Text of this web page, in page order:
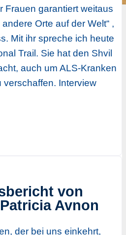
Frauen garantiert weitaus
Orte auf der Welt“ ,
Mit ihr spreche ich heute
Trail. Sie hat den Shvil
auch um ALS-Kranken
Interview
von
Avnon
der bei uns einkehrt,